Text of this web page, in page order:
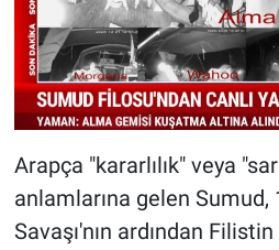
Arapça "kararlılık" veya
anlamlarına gelen Sumud,
Savaşı'nın ardından